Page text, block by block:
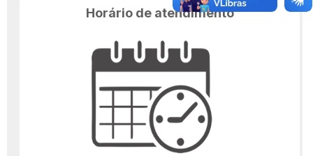
Horário de atendimento